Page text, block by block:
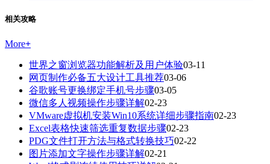
相关攻略
More+
世界之窗浏览器功能解析及用户体验03-11
网页制作必备五大设计工具推荐03-06
谷歌账号更换绑定手机号步骤03-05
微信多人视频操作步骤详解02-23
VMware虚拟机安装Win10系统详细步骤指南02-23
Excel表格快速筛选重复数据步骤02-23
PDG文件打开方法与格式转换技巧02-22
图片添加文字操作步骤详解02-21